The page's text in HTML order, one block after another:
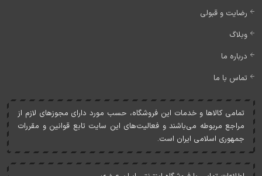
رضایت و قبولی
وبلاگ
درباره ما
تماس با ما
تمامی کالاها و خدمات اين فروشگاه، حسب مورد دارای مجوزهای لازم از
مراجع مربوطه می‌باشند و فعاليت‌های اين سايت تابع قوانين و مقررات
جمهوری اسلامی ايران است.